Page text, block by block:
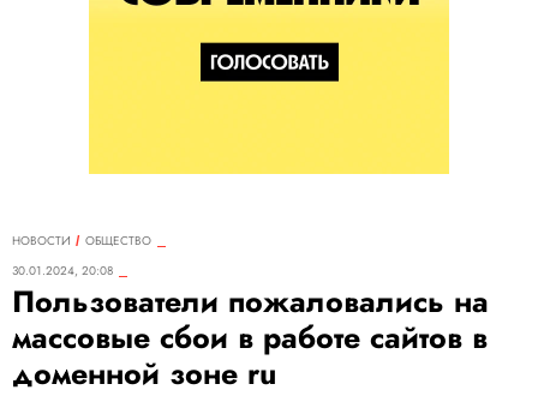
НОВОСТИ
ОБЩЕСТВО
30.01.2024, 20:08
Пользователи пожаловались на
массовые сбои в работе сайтов в
доменной зоне ru